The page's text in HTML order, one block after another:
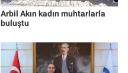
Arbil Akın kadın muhtarlarla
buluştu